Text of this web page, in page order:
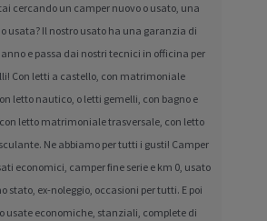
cercando un camper nuovo o usato, una
usata? Il nostro usato ha una garanzia di
e passa dai nostri tecnici in officina per
Con letti a castello, con matrimoniale
letto nautico, o letti gemelli, con bagno e
letto matrimoniale trasversale, con letto
Ne abbiamo per tutti i gusti! Camper
economici, camper fine serie e km 0, usato
stato, ex-noleggio, occasioni per tutti. E poi
usate economiche, stanziali, complete di